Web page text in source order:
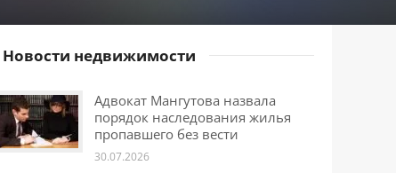
Новости недвижимости
Адвокат Мангутова назвала
порядок наследования жилья
пропавшего без вести
30.07.2026